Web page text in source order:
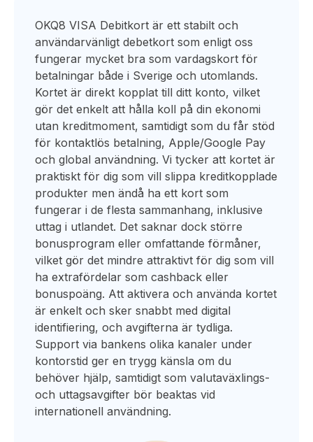
OKQ8 VISA Debitkort är ett stabilt och
användarvänligt debetkort som enligt oss
fungerar mycket bra som vardagskort för
betalningar både i Sverige och utomlands.
Kortet är direkt kopplat till ditt konto, vilket
gör det enkelt att hålla koll på din ekonomi
utan kreditmoment, samtidigt som du får stöd
för kontaktlös betalning, Apple/Google Pay
och global användning. Vi tycker att kortet är
praktiskt för dig som vill slippa kreditkopplade
produkter men ändå ha ett kort som
fungerar i de flesta sammanhang, inklusive
uttag i utlandet. Det saknar dock större
bonusprogram eller omfattande förmåner,
vilket gör det mindre attraktivt för dig som vill
ha extrafördelar som cashback eller
bonuspoäng. Att aktivera och använda kortet
är enkelt och sker snabbt med digital
identifiering, och avgifterna är tydliga.
Support via bankens olika kanaler under
kontorstid ger en trygg känsla om du
behöver hjälp, samtidigt som valutaväxlings-
och uttagsavgifter bör beaktas vid
internationell användning.